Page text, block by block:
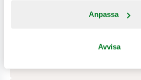
Anpassa
Avvisa
Expresskassa
Använder vindkraft